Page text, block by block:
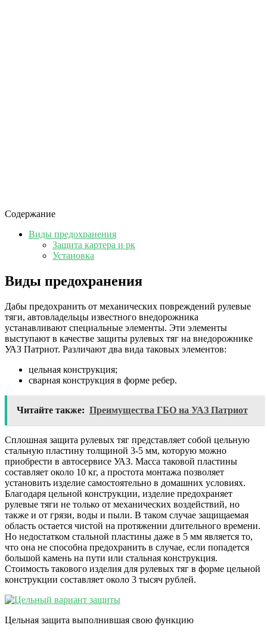
Содержание
Виды предохранения
Защита картера и рк
Установка
Виды предохранения
Дабы предохранить от механических повреждений рулевые
тяги, автовладельцы известного внедорожника
устанавливают специальные элементы. Эти элементы
выступают в качестве защиты рулевых тяг на внедорожнике
УАЗ Патриот. Различают два вида таковых элементов:
цельная конструкция;
сварная конструкция в форме ребер.
Читайте также: Преимущества ГБО на УАЗ Патриот
Сплошная защита рулевых тяг представляет собой цельную
стальную пластину толщиной 3-5 мм, которую можно
приобрести в автосервисе УАЗ. Масса таковой пластины
составляет около 10 кг, а простота монтажа позволяет
установить изделие самостоятельно в домашних условиях.
Благодаря цельной конструкции, изделие предохраняет
рулевые тяги не только от механических воздействий, но
также и от грязи, воды и пыли. В таком случае защищаемая
область остается чистой на протяжении длительного времени.
Но недостатком стальной пластины даже в 5 мм является то,
что она не способна предохранить в случае, если попадется
большой камень на пути или стальная конструкция.
Стоимость такового изделия для рулевых тяг в форме цельной
конструкции составляет около 3 тысяч рублей.
Цельная защита выполнившая свою функцию